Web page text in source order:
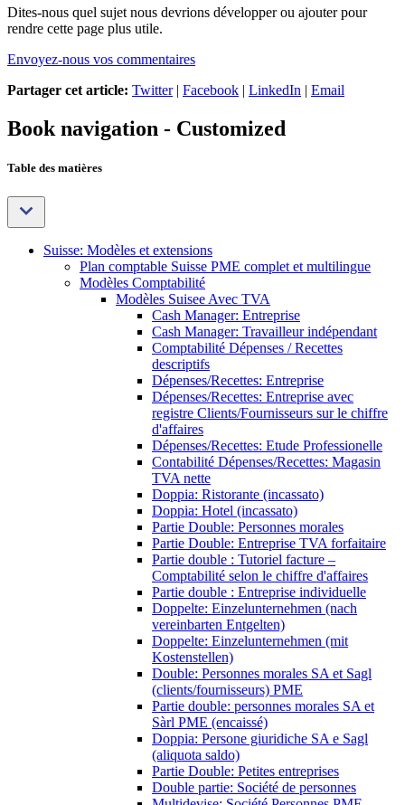
Dites-nous quel sujet nous devrions développer ou ajouter pour
rendre cette page plus utile.
Envoyez-nous vos commentaires
Partager cet article: Twitter| Facebook | LinkedIn | Email
Book navigation - Customized
Table des matières
Suisse: Modèles et extensions
Plan comptable Suisse PME complet et multilingue
Modèles Comptabilité
Modèles Suisee Avec TVA
Cash Manager: Entreprise
Cash Manager: Travailleur indépendant
Comptabilité Dépenses / Recettes
descriptifs
Dépenses/Recettes: Entreprise
Dépenses/Recettes: Entreprise avec
registre Clients/Fournisseurs sur le chiffre
d'affaires
Dépenses/Recettes: Etude Professionelle
Contabilité Dépenses/Recettes: Magasin
TVA nette
Doppia: Ristorante (incassato)
Doppia: Hotel (incassato)
Partie Double: Personnes morales
Partie Double: Entreprise TVA forfaitaire
Partie double : Tutoriel facture –
Comptabilité selon le chiffre d'affaires
Partie double : Entreprise individuelle
Doppelte: Einzelunternehmen (nach
vereinbarten Entgelten)
Doppelte: Einzelunternehmen (mit
Kostenstellen)
Double: Personnes morales SA et Sagl
(clients/fournisseurs) PME
Partie double: personnes morales SA et
Sàrl PME (encaissé)
Doppia: Persone giuridiche SA e Sagl
(aliquota saldo)
Partie Double: Petites entreprises
Double partie: Société de personnes